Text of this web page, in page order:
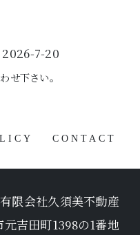
7-20
せ下さい。
CONTACT
有限会社久須美不動産
吉田町1398の1番地